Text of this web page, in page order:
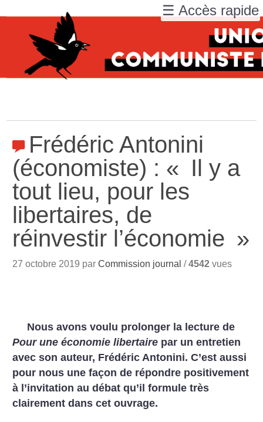
Frédéric Antonini
(économiste) : « Il y a
tout lieu, pour les
libertaires, de
réinvestir l’économie »
27 octobre 2019 parCommission journal /4542 vues
Nous avons voulu prolonger la lecture de
Pour une économie libertaire par un entretien
avec son auteur, Frédéric Antonini. C’est aussi
pour nous une façon de répondre positivement
à l’invitation au débat qu’il formule très
clairement dans cet ouvrage.
☰ Accès rapide